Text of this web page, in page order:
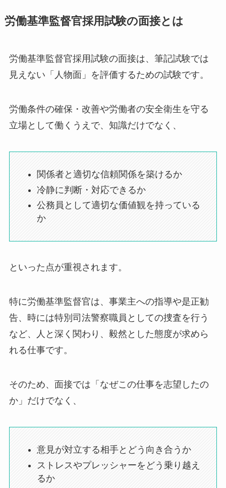
労働基準監督官採用試験の面接とは
労働基準監督官採用試験の面接は、筆記試験では
見えない「人物面」を評価するための試験です。
労働条件の確保・改善や労働者の安全衛生を守る
立場として働くうえで、知識だけでなく、
関係者と適切な信頼関係を築けるか
冷静に判断・対応できるか
公務員として適切な価値観を持っている
か
といった点が重視されます。
特に労働基準監督官は、事業主への指導や是正勧
告、時には特別司法警察職員としての捜査を行う
など、人と深く関わり、毅然とした態度が求めら
れる仕事です。
そのため、面接では「なぜこの仕事を志望したの
か」だけでなく、
意見が対立する相手とどう向き合うか
ストレスやプレッシャーをどう乗り越え
るか